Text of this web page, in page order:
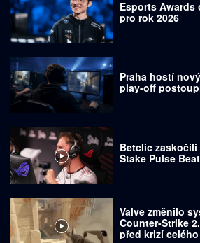
Esports
pro rok 2026
Praha hostí
play-off
Betclic
Stake Pulse
Valve změnilo
Counter-Strike
před krizí